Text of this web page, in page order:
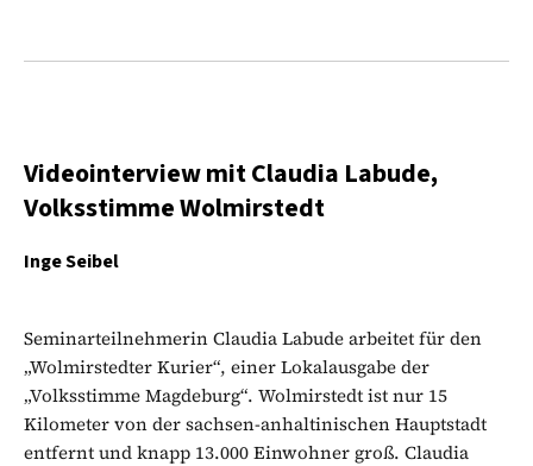
Videointerview mit Claudia Labude,
Volksstimme Wolmirstedt
Inge Seibel
Seminarteilnehmerin Claudia Labude arbeitet für den
„Wolmirstedter Kurier“, einer Lokalausgabe der
„Volksstimme Magdeburg“. Wolmirstedt ist nur 15
Kilometer von der sachsen-anhaltinischen Hauptstadt
entfernt und knapp 13.000 Einwohner groß. Claudia